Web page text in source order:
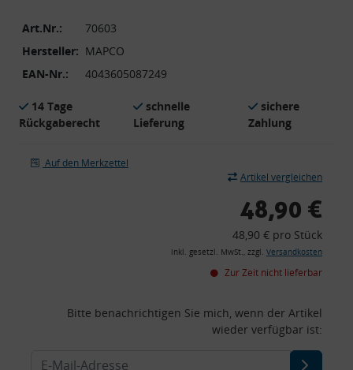
Art.Nr.:
70603
Hersteller: MAPCO
EAN-Nr.:
4043605087249
14 Tage
Rückgaberecht
schnelle
Lieferung
sichere
Zahlung
Auf den Merkzettel
Artikel vergleichen
48,90 €
48,90 € pro Stück
inkl. gesetzl. MwSt., zzgl. Versandkosten
Zur Zeit nicht lieferbar
Bitte benachrichtigen Sie mich, wenn der Artikel
wieder verfügbar ist: